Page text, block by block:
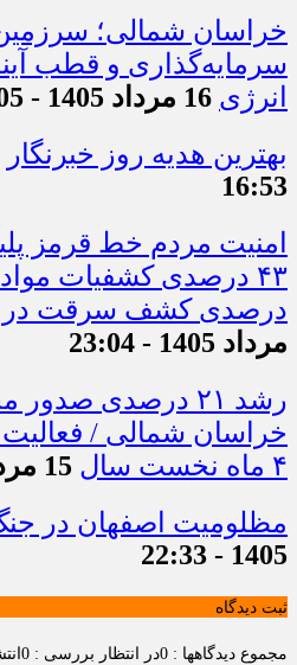
خراسان شمالی؛
سرمایه‌گذاری و قطب
انرژی 16 مرداد 1405 - 17:05
بهترین هدیه روز خبرنگار
16:53
امنیت مردم خط قرمز
درصدی کشف سرقت در
مرداد 1405 - 23:04
رشد ۲۱ درصدی
۴ ماه نخست سال
15 مرداد 1405 - 0:03
مظلومیت اصفهان در
1405 - 22:33
ثبت دیدگاه
مجموع دیدگاهها : 0 در انتظار بررسی : 0